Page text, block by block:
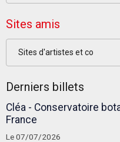
Sites amis
Sites d'artistes et co
Derniers billets
Cléa - Conservatoire
France
Le 07/07/2026